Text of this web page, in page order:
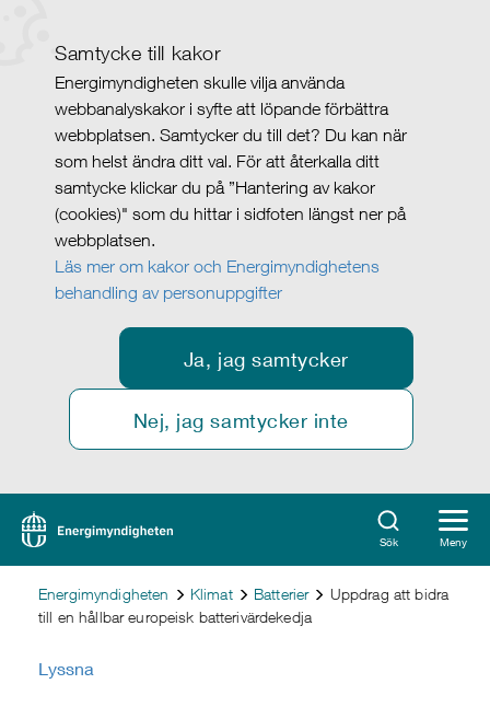
Samtycke till kakor
Energimyndigheten skulle vilja använda
webbanalyskakor i syfte att löpande förbättra
webbplatsen. Samtycker du till det? Du kan när
som helst ändra ditt val. För att återkalla ditt
samtycke klickar du på ”Hantering av kakor
(cookies)" som du hittar i sidfoten längst ner på
webbplatsen.
Läs mer om kakor och Energimyndighetens
behandling av personuppgifter
Ja, jag samtycker
Nej, jag samtycker inte
Sök Meny
Energimyndigheten Klimat Batterier
Uppdrag att bidra
till en hållbar europeisk batterivärdekedja
Lyssna